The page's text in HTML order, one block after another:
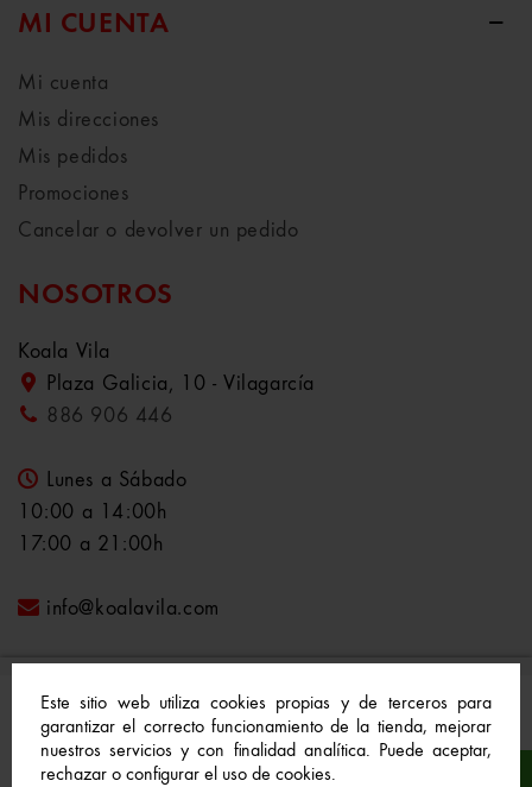
Este sitio web utiliza cookies propias y de terceros para
garantizar el correcto funcionamiento de la tienda, mejorar
nuestros servicios y con finalidad analítica. Puede aceptar,
rechazar o configurar el uso de cookies.
MI CUENTA
Mi cuenta
Mis direcciones
Mis pedidos
Promociones
Cancelar o devolver un pedido
NOSOTROS
Koala Vila
Plaza Galicia, 10 - Vilagarcía
886 906 446
Lunes a Sábado
10:00 a 14:00h
17:00 a 21:00h
info@koalavila.com
© 2021-2022 Koala Vila™. Todos los derechos